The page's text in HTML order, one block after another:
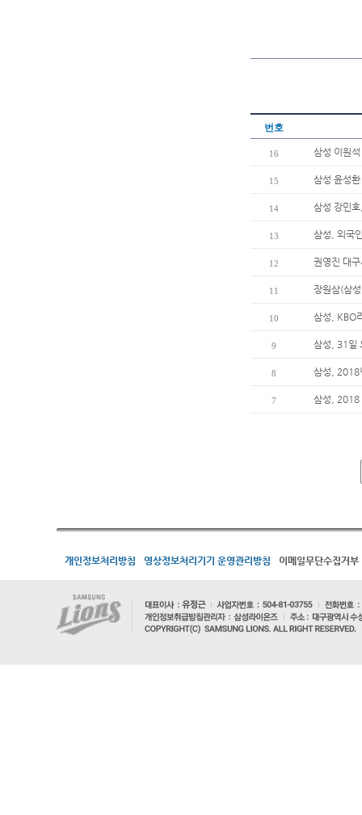
번호
16 삼성 이원
15 삼성 윤성
14 삼성 강민
13 삼성, 외국
12 권영진 대
11 장원삼(삼
10 삼성, KBO
9 삼성, 31일
8 삼성, 2018
7 삼성, 2018
개인정보처리방침 영상정보처리기기 운영관리방침 이메일무단수집거부